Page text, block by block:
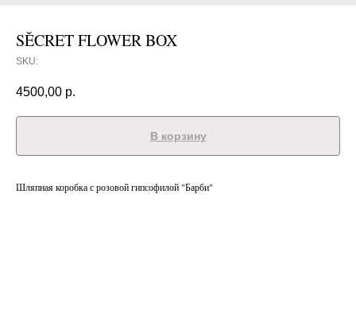
SĚCRET FLOWER BOX
SKU:
4500,00 р.
В корзину
Шляпная коробка с розовой гипсофилой "Барби"